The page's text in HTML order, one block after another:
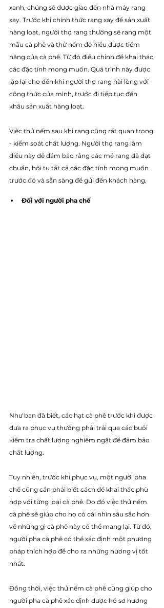
xanh, chúng sẽ được giao đến nhà máy rang
xay. Trước khi chính thức rang xay để sản xuất
hàng loạt, người thợ rang thường sẽ rang một
mẫu cà phê và thử nếm để hiểu được tiềm
năng của cà phê. Từ đó điều chỉnh để khai thác
các đặc tính mong muốn. Quá trình này được
lặp lại cho đến khi người thợ rang hài lòng với
công thức của mình, trước đi tiếp tục đến
khâu sản xuất hàng loạt.
Việc thử nếm sau khi rang cũng rất quan trọng
- kiểm soát chất lượng. Người thợ rang làm
điều này để đảm bảo rằng các mẻ rang đã đạt
chuẩn, hội tụ tất cả các đặc tính mong muốn
trước đó và sẵn sàng để gửi đến khách hàng.
Đối với người pha chế
Như bạn đã biết, các hạt cà phê trước khi được
đưa ra phục vụ thường phải trải qua các buổi
kiểm tra chất lượng nghiêm ngặt để đảm bảo
chất lượng.
Tuy nhiên, trước khi phục vụ, một người pha
chế cũng cần phải biết cách để khai thác phù
hợp với từng loại cà phê. Do đó việc thử nếm
cà phê sẽ giúp cho họ có cái nhìn sâu sắc hơn
về những gì cà phê này có thể mang lại. Từ đó,
người pha cà phê có thể xác định một phương
pháp thích hợp để cho ra những hương vị tốt
nhất.
Đồng thời, việc thử nếm cà phê cũng giúp cho
người pha cà phê xác định được hồ sơ hương